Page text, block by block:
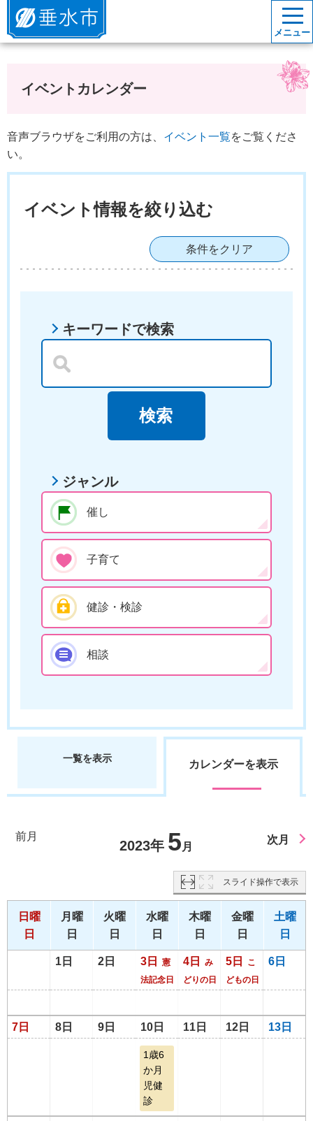
垂水市
メニュー
イベントカレンダー
音声ブラウザをご利用の方は、 イベント一覧をご覧くださ
い。
イベント情報を絞り込む
条件をクリア
キーワードで検索
ジャンル
催し
子育て
健診・検診
相談
一覧を表示 カレンダーを表示
前月
2023年 5 月
次月
スライド操作で表示
日曜
日
月曜
日
火曜
日
水曜
日
木曜
日
金曜
日
土曜
日
1日 2日 3日
憲
法記念日
4日
み
どりの日
5日
こ
どもの日
6日
7日 8日 9日 10日 11日 12日 13日
1歳6
か月
児健
診